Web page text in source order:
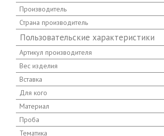
Производитель
Страна производитель
Пользовательские характеристики
Артикул производителя
Вес изделия
Вставка
Для кого
Материал
Проба
Тематика